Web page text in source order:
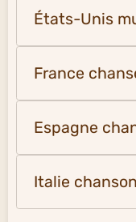
États-Unis
France
Espagne
Italie